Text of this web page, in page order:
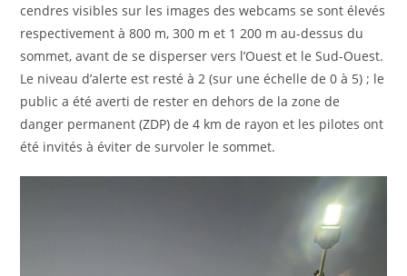
cendres visibles sur les images des webcams se sont élevés
respectivement à 800 m, 300 m et 1 200 m au-dessus du
sommet, avant de se disperser vers l’Ouest et le Sud-Ouest.
Le niveau d’alerte est resté à 2 (sur une échelle de 0 à 5) ; le
public a été averti de rester en dehors de la zone de
danger permanent (ZDP) de 4 km de rayon et les pilotes ont
été invités à éviter de survoler le sommet.